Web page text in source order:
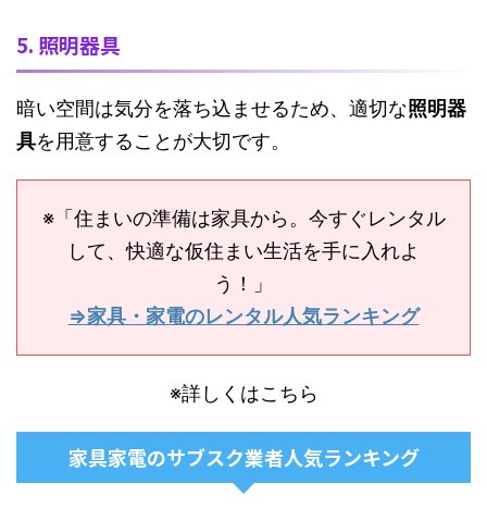
5. 照明器具
暗い空間は気分を落ち込ませるため、適切な照明器
具を用意することが大切です。
※「住まいの準備は家具から。今すぐレンタル
して、快適な仮住まい生活を手に入れよ
う！」
⇒家具・家電のレンタル人気ランキング
※詳しくはこちら
家具家電のサブスク業者人気ランキング